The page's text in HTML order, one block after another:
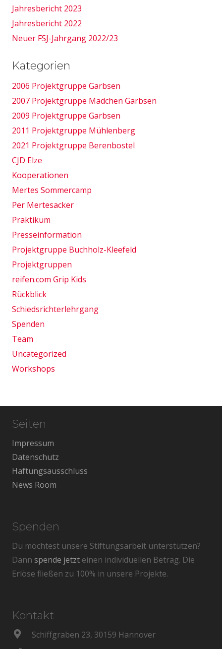
Jahresbericht 2023
Jahresbericht 2022
Neuer FSJ-Jahrgang 2022/23
Kategorien
2006 Projektgruppe Garbsen
2007 Projektgruppe Mädchen Garbsen
2009 Projektgruppe Garbsen
2011 Projektgruppe Mühlenberg
2021 Projektgruppe Berenbostel
CJD Elze
Kooperationen
Mertes Sommercamp
Per Mertesacker
Praktikum
Presseinformation
Projektgruppe Buchholz-Kleefeld
Projektgruppen
reifen.com Grip Kids
Rückblick
Schiedsrichterlehrgang
Spenden
Team
Uncategorized
Workshops
Seiten
Impressum
Datenschutz
Haftungsausschluss
News Room
Spenden
Du möchtest unsere Stiftungsarbeit unterstützen?
Dann spende jetzt einen individuellen Betrag. Die
Erlöse fließen zu 100% in unsere Projekte.
Kontakt
Schiffgraben 23, 30159 Hannover